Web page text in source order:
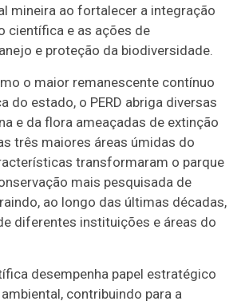
mineira ao fortalecer a integração
científica e as ações de
e proteção da biodiversidade.
o maior remanescente contínuo
do estado, o PERD abriga diversas
e da flora ameaçadas de extinção
três maiores áreas úmidas do
transformaram o parque
mais pesquisada de
ao longo das últimas décadas,
diferentes instituições e áreas do
desempenha papel estratégico
contribuindo para a